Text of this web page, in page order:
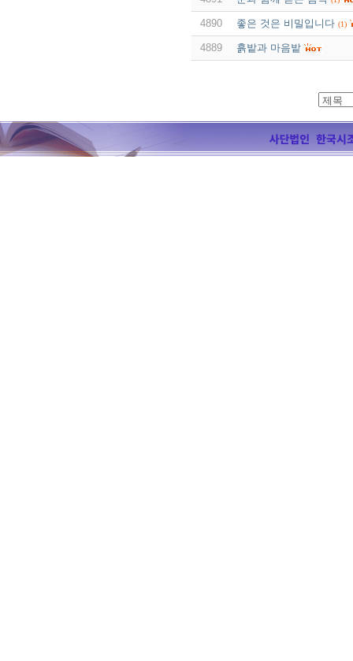
4890 좋은 것은 비밀입니다 (1)
4889 흙밭과 마음밭